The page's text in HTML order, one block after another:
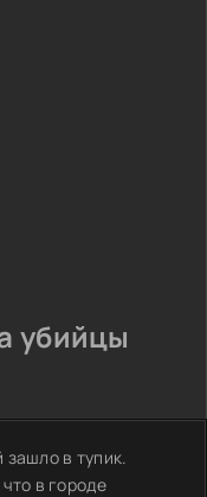
убийцы
в тупик.
в городе